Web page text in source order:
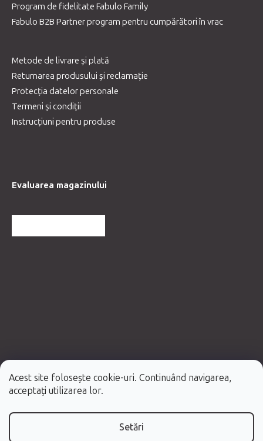
Acest site folosește cookie-uri. Continuând navigarea,
acceptați utilizarea lor.
Setări
Program de fidelitate Fabulo Family
Fabulo B2B Partner program pentru cumpărători în vrac
Metode de livrare și plată
Returnarea produsului și reclamație
Protecția datelor personale
Termeni și condiții
Instrucțiuni pentru produse
Evaluarea magazinului
Creat de Shoptet Premium